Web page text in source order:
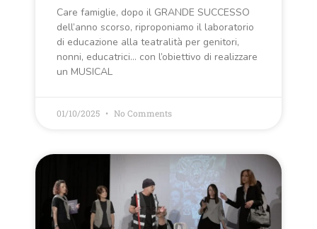
Care famiglie, dopo il GRANDE SUCCESSO
dell’anno scorso, riproponiamo il laboratorio
di educazione alla teatralità per genitori,
nonni, educatrici… con l’obiettivo di realizzare
un MUSICAL
01/10/2025 No Comments